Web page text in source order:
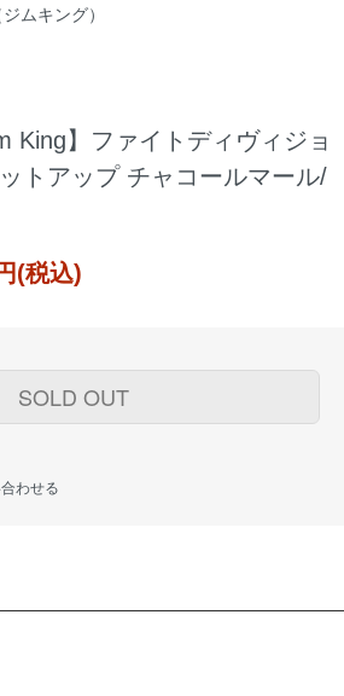
ムキング）
King】ファイトディヴィジョ
トアップ チャコールマール/
(税込)
SOLD OUT
わせる